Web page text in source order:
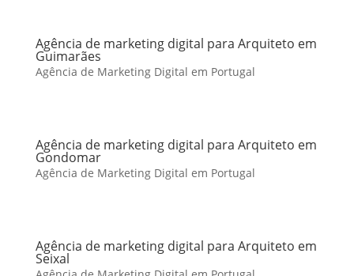
Agência de marketing digital para Arquiteto em
Guimarães
Agência de Marketing Digital em Portugal
Agência de marketing digital para Arquiteto em
Gondomar
Agência de Marketing Digital em Portugal
Agência de marketing digital para Arquiteto em
Seixal